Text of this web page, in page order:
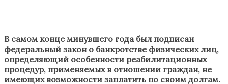
В самом конце минувшего года был подписан
федеральный закон о банкротстве физических лиц,
определяющий особенности реабилитационных
процедур, применяемых в отношении граждан, не
имеющих возможности заплатить по своим долгам.